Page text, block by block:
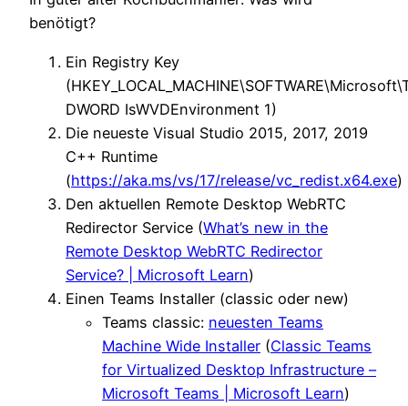
benötigt?
Ein Registry Key
DWORD IsWVDEnvironment 1)
Die neueste Visual Studio 2015, 2017, 2019
C++ Runtime
(https://aka.ms/vs/17/release/vc_redist.x64.exe)
Den aktuellen Remote Desktop WebRTC
Redirector Service (What’s new in the
Remote Desktop WebRTC Redirector
Service? | Microsoft Learn)
Einen Teams Installer (classic oder new)
Teams classic: neuesten Teams
Machine Wide Installer (Classic Teams
for Virtualized Desktop Infrastructure –
Microsoft Teams | Microsoft Learn)